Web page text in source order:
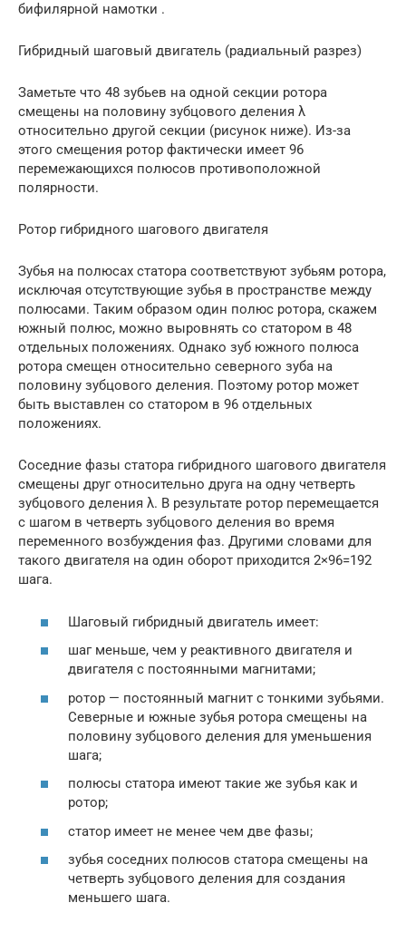
бифилярной намотки .
Гибридный шаговый двигатель (радиальный разрез)
Заметьте что 48 зубьев на одной секции ротора
смещены на половину зубцового деления λ
относительно другой секции (рисунок ниже). Из-за
этого смещения ротор фактически имеет 96
перемежающихся полюсов противоположной
полярности.
Ротор гибридного шагового двигателя
Зубья на полюсах статора соответствуют зубьям ротора,
исключая отсутствующие зубья в пространстве между
полюсами. Таким образом один полюс ротора, скажем
южный полюс, можно выровнять со статором в 48
отдельных положениях. Однако зуб южного полюса
ротора смещен относительно северного зуба на
половину зубцового деления. Поэтому ротор может
быть выставлен со статором в 96 отдельных
положениях.
Соседние фазы статора гибридного шагового двигателя
смещены друг относительно друга на одну четверть
зубцового деления λ. В результате ротор перемещается
с шагом в четверть зубцового деления во время
переменного возбуждения фаз. Другими словами для
такого двигателя на один оборот приходится 2×96=192
шага.
Шаговый гибридный двигатель имеет:
шаг меньше, чем у реактивного двигателя и
двигателя с постоянными магнитами;
ротор — постоянный магнит с тонкими зубьями.
Северные и южные зубья ротора смещены на
половину зубцового деления для уменьшения
шага;
полюсы статора имеют такие же зубья как и
ротор;
статор имеет не менее чем две фазы;
зубья соседних полюсов статора смещены на
четверть зубцового деления для создания
меньшего шага.